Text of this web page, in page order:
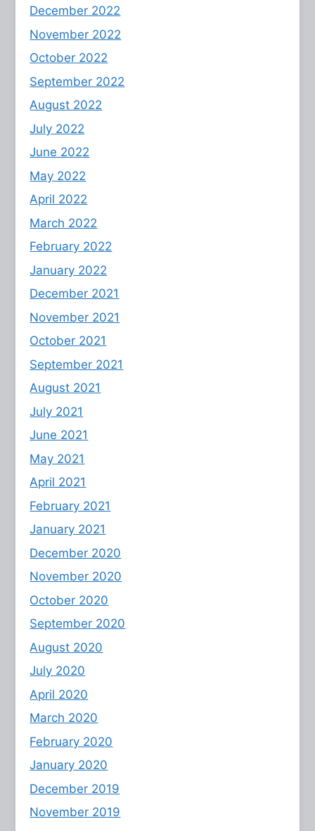
December 2022
November 2022
October 2022
September 2022
August 2022
July 2022
June 2022
May 2022
April 2022
March 2022
February 2022
January 2022
December 2021
November 2021
October 2021
September 2021
August 2021
July 2021
June 2021
May 2021
April 2021
February 2021
January 2021
December 2020
November 2020
October 2020
September 2020
August 2020
July 2020
April 2020
March 2020
February 2020
January 2020
December 2019
November 2019